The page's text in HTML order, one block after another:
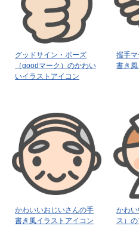
グッドサイン・ポーズ
（goodマーク）のかわい
いイラストアイコン
握手
書き
かわいいおじいさんの手
書き風イラストアイコン
かわ
ス）